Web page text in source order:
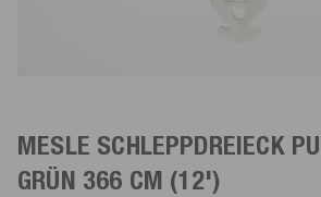
MESLE SCHLEPPDREIECK
GRÜN 366 CM (12')